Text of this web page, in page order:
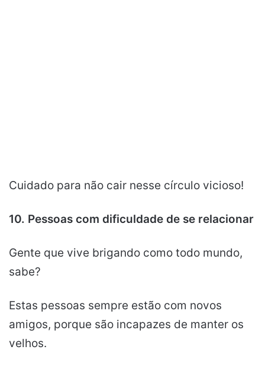
Cuidado para não cair nesse círculo vicioso!
10. Pessoas com dificuldade de se relacionar
Gente que vive brigando como todo mundo,
sabe?
Estas pessoas sempre estão com novos
amigos, porque são incapazes de manter os
velhos.